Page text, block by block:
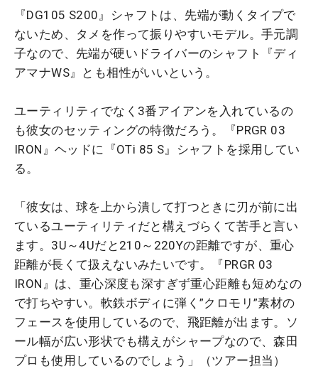
『DG105 S200』シャフトは、先端が動くタイプで
ないため、タメを作って振りやすいモデル。手元調
子なので、先端が硬いドライバーのシャフト『ディ
アマナWS』とも相性がいいという。
ユーティリティでなく3番アイアンを入れているの
も彼女のセッティングの特徴だろう。『PRGR 03
IRON』ヘッドに『OTi 85 S』シャフトを採用してい
る。
「彼女は、球を上から潰して打つときに刃が前に出
ているユーティリティだと構えづらくて苦手と言い
ます。3U～4Uだと210～220Yの距離ですが、重心
距離が長くて扱えないみたいです。『PRGR 03
IRON』は、重心深度も深すぎず重心距離も短めなの
で打ちやすい。軟鉄ボディに弾く”クロモリ”素材の
フェースを使用しているので、飛距離が出ます。ソ
ール幅が広い形状でも構えがシャープなので、森田
プロも使用しているのでしょう」（ツアー担当）